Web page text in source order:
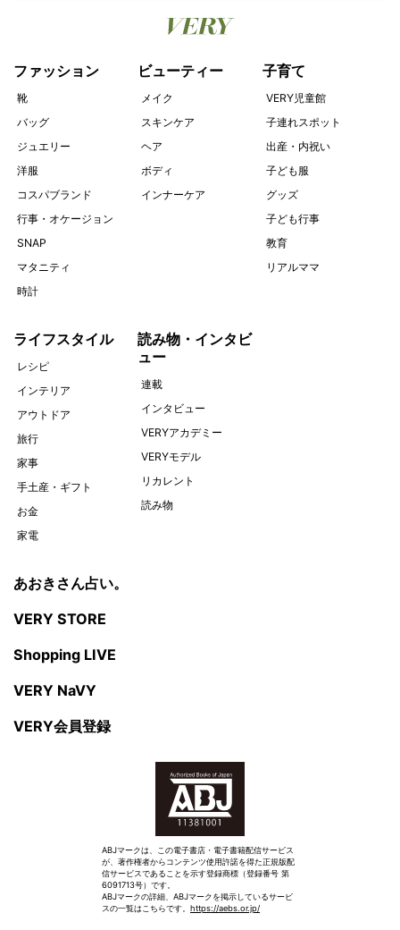
ファッション
靴
バッグ
ジュエリー
洋服
コスパブランド
行事・オケージョン
SNAP
マタニティ
時計
ビューティー
メイク
スキンケア
ヘア
ボディ
インナーケア
子育て
VERY児童館
子連れスポット
出産・内祝い
子ども服
グッズ
子ども行事
教育
リアルママ
ライフスタイル
レシピ
インテリア
アウトドア
旅行
家事
手土産・ギフト
お金
家電
読み物・インタビ
ュー
連載
インタビュー
VERYアカデミー
VERYモデル
リカレント
読み物
あおきさん占い。
VERY STORE
Shopping LIVE
VERY NaVY
VERY会員登録
ABJマークは、この電子書店・電子書籍配信サービス
が、著作権者からコンテンツ使用許諾を得た正規版配
信サービスであることを示す登録商標（登録番号 第
6091713号）です。
ABJマークの詳細、ABJマークを掲示しているサービ
スの一覧はこちらです。 https://aebs.or.jp/